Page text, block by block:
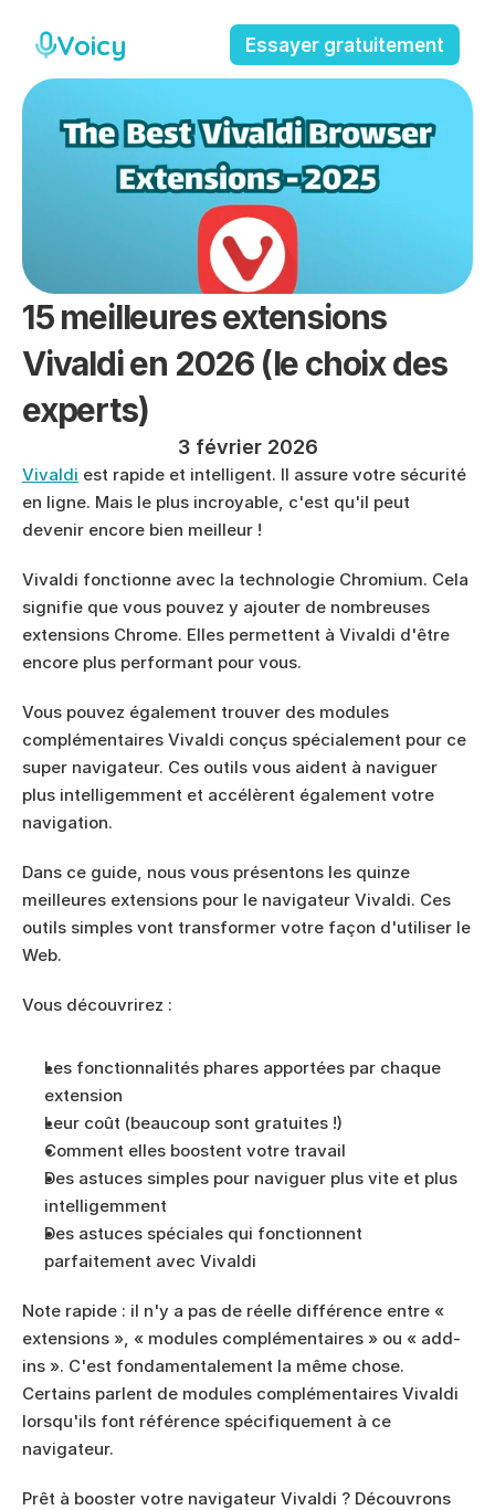
Voicy Essayer gratuitement
15 meilleures extensions
Vivaldi en 2026 (le choix des
experts)
3 février 2026
Vivaldi est rapide et intelligent. Il assure votre sécurité
en ligne. Mais le plus incroyable, c'est qu'il peut
devenir encore bien meilleur !
Vivaldi fonctionne avec la technologie Chromium. Cela
signifie que vous pouvez y ajouter de nombreuses
extensions Chrome. Elles permettent à Vivaldi d'être
encore plus performant pour vous.
Vous pouvez également trouver des modules
complémentaires Vivaldi conçus spécialement pour ce
super navigateur. Ces outils vous aident à naviguer
plus intelligemment et accélèrent également votre
navigation.
Dans ce guide, nous vous présentons les quinze
meilleures extensions pour le navigateur Vivaldi. Ces
outils simples vont transformer votre façon d'utiliser le
Web.
Vous découvrirez :
Les fonctionnalités phares apportées par chaque
extension
Leur coût (beaucoup sont gratuites !)
Comment elles boostent votre travail
Des astuces simples pour naviguer plus vite et plus
intelligemment
Des astuces spéciales qui fonctionnent
parfaitement avec Vivaldi
Note rapide : il n'y a pas de réelle différence entre «
extensions », « modules complémentaires » ou « add-
ins ». C'est fondamentalement la même chose.
Certains parlent de modules complémentaires Vivaldi
lorsqu'ils font référence spécifiquement à ce
navigateur.
Prêt à booster votre navigateur Vivaldi ? Découvrons